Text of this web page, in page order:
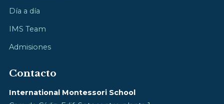
Día a día
IMS Team
Admisiones
Contacto
International Montessori School